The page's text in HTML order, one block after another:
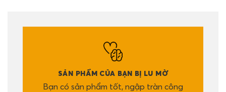
SẢN PHẨM CỦA BẠN BỊ LU MỜ
Bạn có sản phẩm tốt, ngập tràn công